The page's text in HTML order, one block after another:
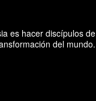
es hacer discípulos de
del mundo.